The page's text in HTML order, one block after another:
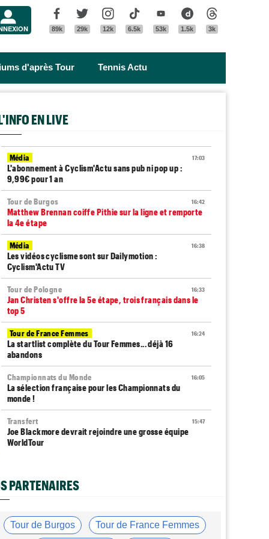
Facebook
89k
Twitter
29k
Instagram
12k
Tik Tok
6.5k
Youtube
53k
Dailymotion
1.5k 3k
d'après Tour Tennis Actu
EN LIVE
17:03
Média
L'abonnement à Cyclism'Actu sans pub ni pop up :
9,99€ pour 1 an
16:42
Tour de Burgos
Matthew Brennan coiffe Pithie sur la ligne et remporte
la 4e étape
16:38
Média
Les vidéos cyclisme sont sur Dailymotion :
Cyclism'Actu TV
16:33
Tour de Pologne
Jan Christen s'offre la 5e étape, trois français dans le
top 5
16:24
Tour de France Femmes
La startlist complète du Tour Femmes... déjà 16
abandons
16:05
Championnats du Monde
La sélection française pour les Championnats du
monde !
15:47
Transfert
Joe Blackmore devrait rejoindre une grosse équipe
WorldTour
Polynormande, le 16 août !
Horaires et chaînes… La diffusion TV de la 7e étape du
Tour
PARTENAIRES
Tour de Burgos Tour de France Femmes